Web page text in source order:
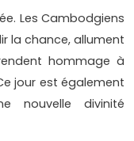
Les Cambodgiens
la chance, allument
hommage à
jour est également
nouvelle divinité